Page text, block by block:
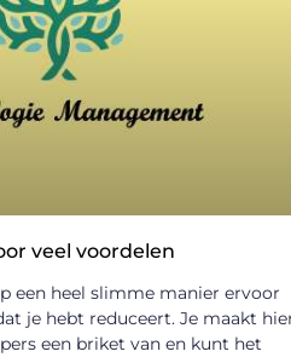
veel voordelen
een heel slimme manier ervoor
je hebt reduceert. Je maakt
een briket van en kunt het